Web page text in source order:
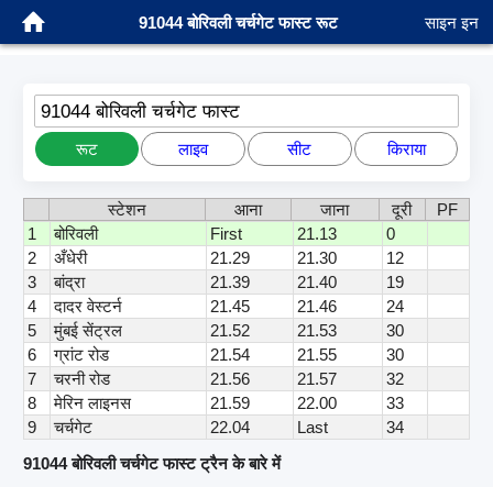
91044 बोरिवली चर्चगेट फास्ट रूट साइन इन
91044 बोरिवली चर्चगेट फास्ट
रूट लाइव सीट किराया
स्टेशन आना जाना दूरी
PF
1
बोरिवली First 21.13
0
2
अँधेरी 21.29 21.30
12
3
बांद्रा 21.39 21.40
19
4
दादर वेस्टर्न 21.45 21.46
24
5
मुंबई सेंट्रल 21.52 21.53
30
6
ग्रांट रोड 21.54 21.55
30
7
चरनी रोड 21.56 21.57
32
8
मेरिन लाइनस 21.59 22.00
33
9
चर्चगेट 22.04 Last
34
91044 बोरिवली चर्चगेट फास्ट ट्रैन के बारे में